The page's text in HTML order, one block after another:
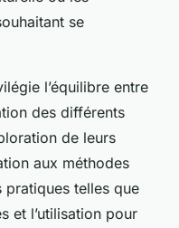
se
l’équilibre entre
des différents
de leurs
aux méthodes
telles que
et l’utilisation pour